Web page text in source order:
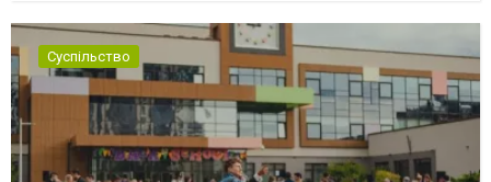
Суспільство